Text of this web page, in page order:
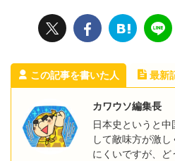
この記事を書いた人 最新
カワウソ編集長
日本史というと
して敵味方が激
にくいですが、ど